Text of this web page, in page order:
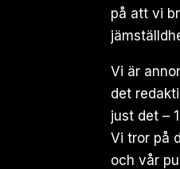
på att vi
Vi är
det
just det –
Vi tror på
och vår